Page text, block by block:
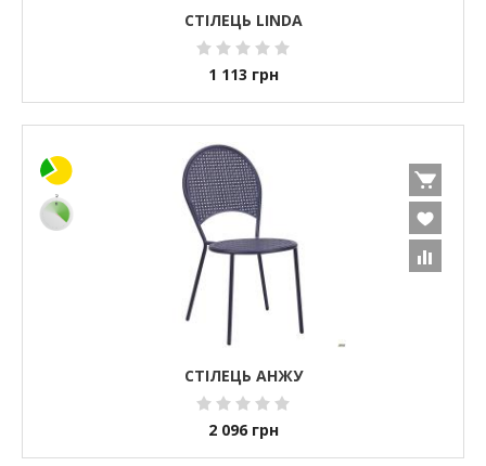
СТІЛЕЦЬ LINDA
1 113 грн
СТІЛЕЦЬ АНЖУ
2 096 грн